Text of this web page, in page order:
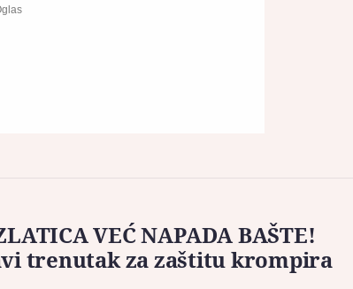
VEĆ NAPADA BAŠTE!
trenutak za zaštitu krompira